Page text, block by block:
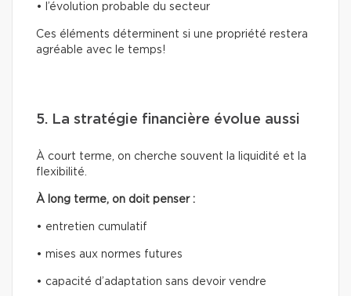
• l’évolution probable du secteur
Ces éléments déterminent si une propriété restera
agréable avec le temps!
5. La stratégie financière évolue aussi
À court terme, on cherche souvent la liquidité et la
flexibilité.
À long terme, on doit penser :
• entretien cumulatif
• mises aux normes futures
• capacité d’adaptation sans devoir vendre